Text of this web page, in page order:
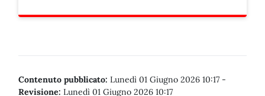
Contenuto pubblicato: Lunedì 01 Giugno 2026 10:17 -
Revisione: Lunedì 01 Giugno 2026 10:17